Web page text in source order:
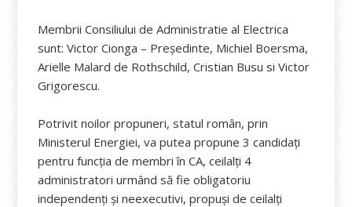
Membrii Consiliului de Administratie al Electrica
sunt: Victor Cionga – Președinte, Michiel Boersma,
Arielle Malard de Rothschild, Cristian Busu si Victor
Grigorescu.
Potrivit noilor propuneri, statul român, prin
Ministerul Energiei, va putea propune 3 candidați
pentru funcția de membri în CA, ceilalți 4
administratori urmând să fie obligatoriu
independenți și neexecutivi, propuși de ceilalți